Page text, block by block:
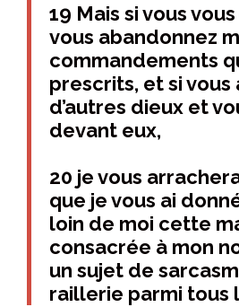
19 Mais si vous
vous abandonnez
commandements
prescrits, et si vous
d’autres dieux et
devant eux,
20 je vous
que je vous ai
loin de moi cette
consacrée à mon
un sujet de
raillerie parmi tous